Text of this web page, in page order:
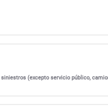
(excepto servicio público,